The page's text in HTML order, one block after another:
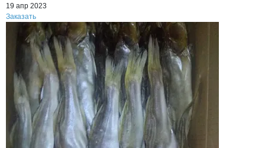
19 апр 2023
Заказать